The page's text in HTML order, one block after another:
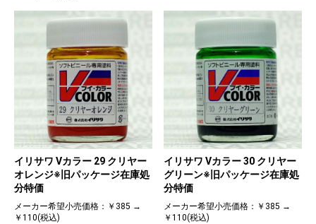
イリサワ Vカラー 29 クリヤー
オレンジ※旧パッケージ在庫処
分特価
メーカー希望小売価格：￥385 →
￥110(税込)
イリサワ Vカラー 30 クリヤー
グリーン※旧パッケージ在庫処
分特価
メーカー希望小売価格：￥385 →
￥110(税込)